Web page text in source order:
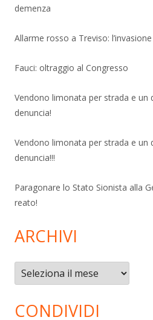
demenza
Allarme rosso a Treviso:
Fauci: oltraggio al Congresso
Vendono limonata per strada e un
denuncia!
Vendono limonata per strada e un
denuncia!!!
Paragonare lo Stato Sionista alla
reato!
ARCHIVI
Archivi
CONDIVIDI